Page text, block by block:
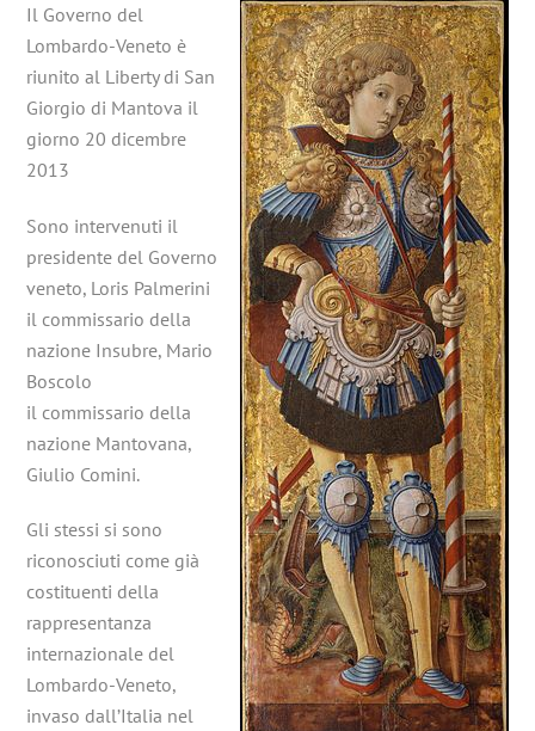
Il Governo del
Lombardo-Veneto è
riunito al Liberty di San
Giorgio di Mantova il
giorno 20 dicembre
2013
Sono intervenuti il
presidente del Governo
veneto, Loris Palmerini
il commissario della
nazione Insubre, Mario
Boscolo
il commissario della
nazione Mantovana,
Giulio Comini.
Gli stessi si sono
riconosciuti come già
costituenti della
rappresentanza
internazionale del
Lombardo-Veneto,
invaso dall’Italia nel